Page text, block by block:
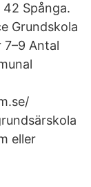
42 Spånga.
Grundskola
7–9 Antal
eller